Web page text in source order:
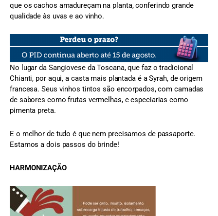
que os cachos amadureçam na planta, conferindo grande
qualidade às uvas e ao vinho.
No lugar da Sangiovese da Toscana, que faz o tradicional
Chianti, por aqui, a casta mais plantada é a Syrah, de origem
francesa. Seus vinhos tintos são encorpados, com camadas
de sabores como frutas vermelhas, e especiarias como
pimenta preta.
E o melhor de tudo é que nem precisamos de passaporte.
Estamos a dois passos do brinde!
HARMONIZAÇÃO